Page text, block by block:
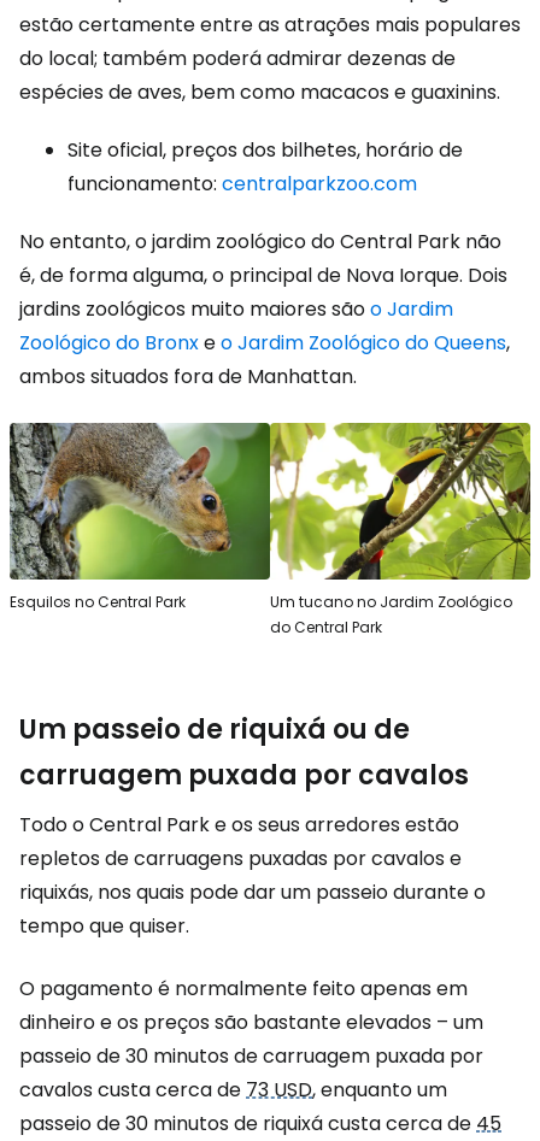
estão certamente entre as atrações mais populares
do local; também poderá admirar dezenas de
espécies de aves, bem como macacos e guaxinins.
Site oficial, preços dos bilhetes, horário de
funcionamento: centralparkzoo.com
No entanto, o jardim zoológico do Central Park não
é, de forma alguma, o principal de Nova Iorque. Dois
jardins zoológicos muito maiores sãoo Jardim
Zoológico do Bronxeo Jardim Zoológico do Queens,
ambos situados fora de Manhattan.
Esquilos no Central Park
Um tucano no Jardim Zoológico
do Central Park
Um passeio de riquixá ou de
carruagem puxada por cavalos
Todo o Central Park e os seus arredores estão
repletos de carruagens puxadas por cavalos e
riquixás, nos quais pode dar um passeio durante o
tempo que quiser.
O pagamento é normalmente feito apenas em
dinheiro e os preços são bastante elevados – um
passeio de 30 minutos de carruagem puxada por
cavalos custa cerca de 73 USD, enquanto um
passeio de 30 minutos de riquixá custa cerca de 45